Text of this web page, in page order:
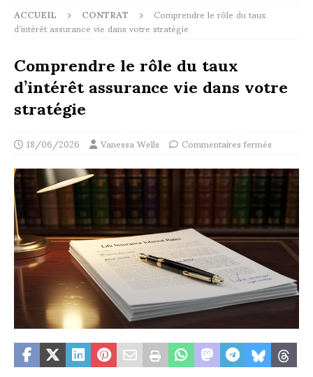
ACCUEIL CONTRAT Comprendre le rôle du taux
d’intérêt assurance vie dans votre stratégie
Comprendre le rôle du taux
d’intérêt assurance vie dans votre
stratégie
18/06/2026 Vanessa Wells Commentaires fermés